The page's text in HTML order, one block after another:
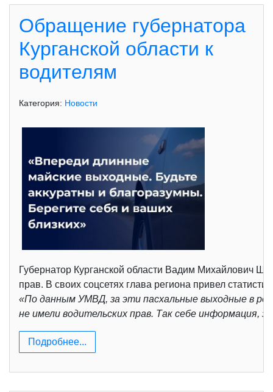
Обращение губернатора
Курганской области к
водителям
Категория: Новости
Губернатор Курганской области Вадим Михайлович
прав. В своих соцсетях глава региона привел
«По данным УМВД, за эти пасхальные выходные в
не имели водительских прав. Так себе информация,
Подробнее...